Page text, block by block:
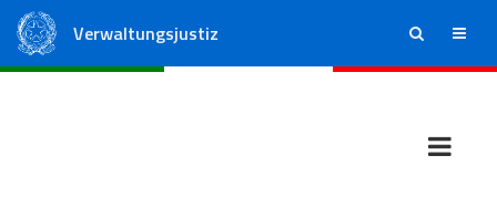
Verwaltungsjustiz ricerca menu